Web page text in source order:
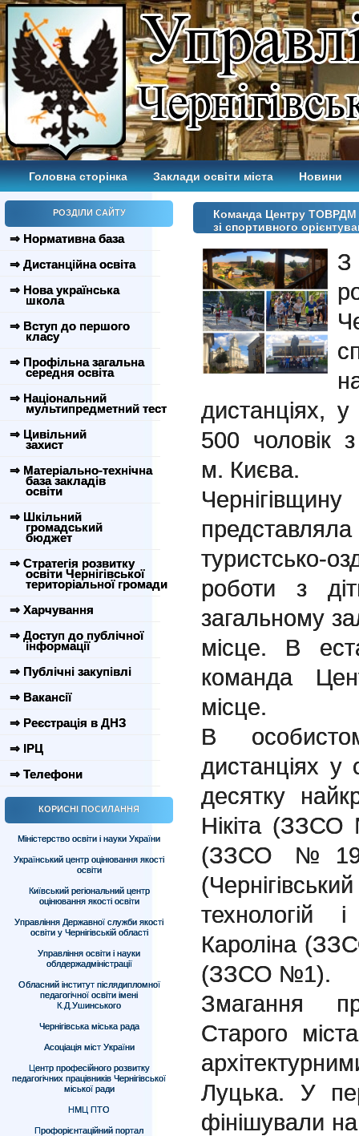
Головна сторінка Заклади освіти міста Новини
РОЗДІЛИ САЙТУ
⇒ Нормативна база
⇒ Дистанційна освіта
⇒ Нова українська
школа
⇒ Вступ до першого
класу
⇒ Профільна загальна
середня освіта
⇒ Національний
мультипредметний тест
⇒ Цивільний
захист
⇒ Матеріально-технічна
база закладів
освіти
⇒ Шкільний
громадський
бюджет
⇒ Стратегія розвитку
освіти Чернігівської
територіальної громади
⇒ Харчування
⇒ Доступ до публічної
інформації
⇒ Публічні закупівлі
⇒ Вакансії
⇒ Реєстрація в ДНЗ
⇒ ІРЦ
⇒ Телефони
КОРИСНІ ПОСИЛАННЯ
Міністерство освіти і науки України
Український центр оцінювання якості
освіти
Київський регіональний центр
оцінювання якості освіти
Управління Державної служби якості
освіти у Чернігівській області
Управління освіти і науки
облдержадміністрації
Обласний інститут післядипломної
педагогічної освіти імені
К.Д.Ушинського
Чернігівська міська рада
Асоціація міст України
Центр професійного розвитку
педагогічних працівників Чернігівської
міської ради
НМЦ ПТО
Профорієнтаційний портал
Команда Центру ТОВРДМ
зі спортивного
З
дистанціях,
500 чоловік
м. Києва.
туристсько-
роботи з
загальному
місце. В
команда
місце.
В
дистанціях у
десятку
Нікіта
(ЗЗСО №19),
технологій
Кароліна
(ЗЗСО №1).
Змагання
Старого
Луцька. У
фінішували